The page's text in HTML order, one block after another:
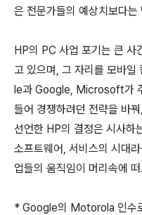
은 전문가들의 예상치보다는
HP의 PC 사업 포기는 큰 사
고 있으며, 그 자리를 모바
le과 Google, Microsoft가
들어 경쟁하려던 전략을 바
선언한 HP의 결정은 시사하
소프트웨어, 서비스의 시대
업들의 움직임이 머리속에
* Google의 Motorola 인수